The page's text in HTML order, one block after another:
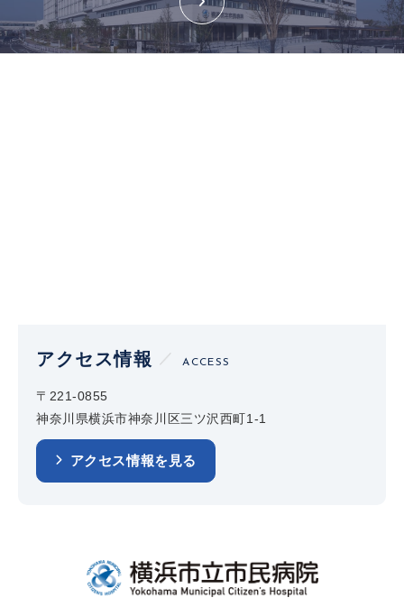
アクセス情報 ACCESS
〒221-0855
神奈川県横浜市神奈川区三ツ沢西町1-1
アクセス情報を見る